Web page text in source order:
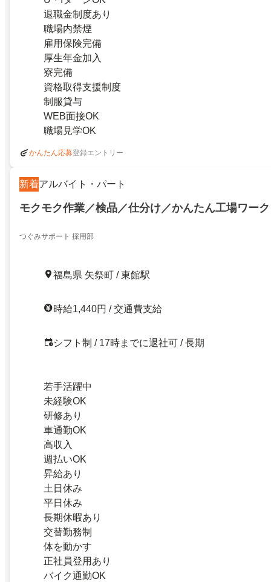
退職金制度あり
職場内禁煙
雇用保険完備
厚生年金加入
寮完備
資格取得支援制度
制服貸与
WEB面接OK
職場見学OK
かんたん応募登録エントリー
新着アルバイト・パート
モクモク作業／検品／仕分け／かんたん工場ワーク
つぐみサポート 採用部
福島県 矢祭町 / 東館駅
時給1,440円 / 交通費支給
シフト制 / 17時までに退社可 / 長期
若手活躍中
未経験OK
研修あり
車通勤OK
高収入
週払いOK
昇給あり
土日休み
平日休み
長期休暇あり
交替勤務制
体を動かす
正社員登用あり
バイク通勤OK